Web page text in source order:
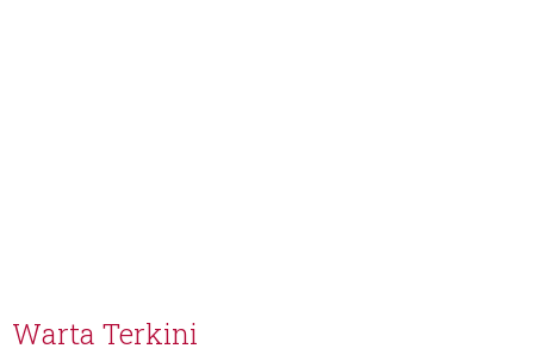
Warta Terkini